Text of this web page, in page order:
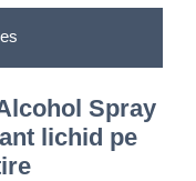
Spray
lichid pe